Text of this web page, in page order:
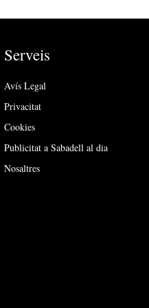
Serveis
Avís Legal
Privacitat
Cookies
Publicitat a Sabadell al dia
Nosaltres